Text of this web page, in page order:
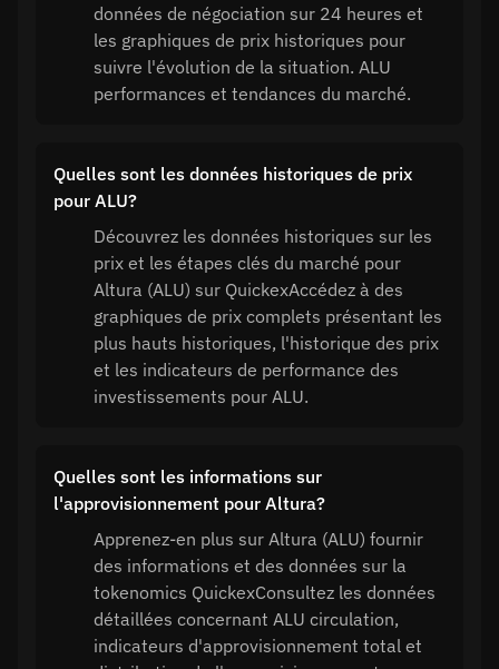
données de négociation sur 24 heures et
les graphiques de prix historiques pour
suivre l'évolution de la situation. ALU
performances et tendances du marché.
Quelles sont les données historiques de prix
pour ALU?
Découvrez les données historiques sur les
prix et les étapes clés du marché pour
Altura (ALU) sur QuickexAccédez à des
graphiques de prix complets présentant les
plus hauts historiques, l'historique des prix
et les indicateurs de performance des
investissements pour ALU.
Quelles sont les informations sur
l'approvisionnement pour Altura?
Apprenez-en plus sur Altura (ALU) fournir
des informations et des données sur la
tokenomics QuickexConsultez les données
détaillées concernant ALU circulation,
indicateurs d'approvisionnement total et